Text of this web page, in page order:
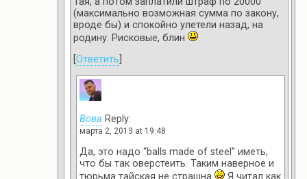
(максимально возможная сумма по закону,
вроде бы) и спокойно улетели назад, на
родину. Рисковые, блин
Ответить
Вова Reply:
марта 2, 2013 at 19:48
Да, это надо “balls made of steel” иметь,
что бы так оверстеить. Таким наверное и